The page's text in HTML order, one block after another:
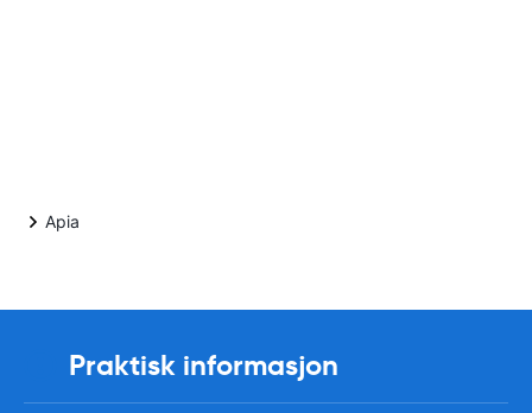
Apia
Praktisk informasjon